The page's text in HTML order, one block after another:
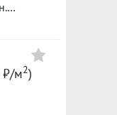
₽/м2)